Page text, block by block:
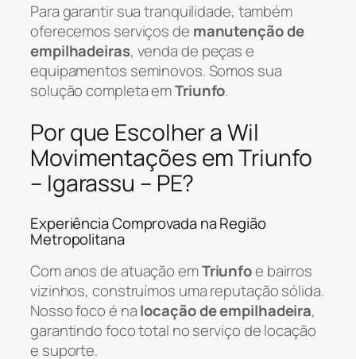
Para garantir sua tranquilidade, também
oferecemos serviços de manutenção de
empilhadeiras, venda de peças e
equipamentos seminovos. Somos sua
solução completa emTriunfo.
Por que Escolher a Wil
Movimentações em Triunfo
– Igarassu – PE?
Experiência Comprovada na Região
Metropolitana
Com anos de atuação emTriunfoe bairros
vizinhos, construímos uma reputação sólida.
Nosso foco é nalocação de empilhadeira,
garantindo foco total no serviço de locação
e suporte.